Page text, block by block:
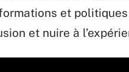
et politiques
et nuire à